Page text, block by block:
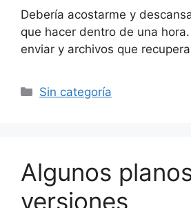
Debería acostarme y
que hacer dentro de una
enviar y archivos que
Categorías
Sin categoría
Algunos
versiones